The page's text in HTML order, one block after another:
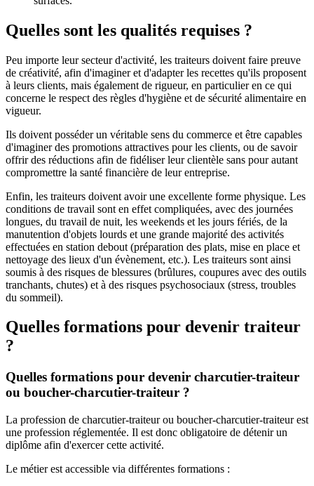
Quelles sont les qualités requises ?
Peu importe leur secteur d'activité, les traiteurs doivent faire preuve
de créativité, afin d'imaginer et d'adapter les recettes qu'ils proposent
à leurs clients, mais également de rigueur, en particulier en ce qui
concerne le respect des règles d'hygiène et de sécurité alimentaire en
vigueur.
Ils doivent posséder un véritable sens du commerce et être capables
d'imaginer des promotions attractives pour les clients, ou de savoir
offrir des réductions afin de fidéliser leur clientèle sans pour autant
compromettre la santé financière de leur entreprise.
Enfin, les traiteurs doivent avoir une excellente forme physique. Les
conditions de travail sont en effet compliquées, avec des journées
longues, du travail de nuit, les weekends et les jours fériés, de la
manutention d'objets lourds et une grande majorité des activités
effectuées en station debout (préparation des plats, mise en place et
nettoyage des lieux d'un évènement, etc.). Les traiteurs sont ainsi
soumis à des risques de blessures (brûlures, coupures avec des outils
tranchants, chutes) et à des risques psychosociaux (stress, troubles
du sommeil).
Quelles formations pour devenir traiteur
?
Quelles formations pour devenir charcutier-traiteur
ou boucher-charcutier-traiteur ?
La profession de charcutier-traiteur ou boucher-charcutier-traiteur est
une profession réglementée. Il est donc obligatoire de détenir un
diplôme afin d'exercer cette activité.
Le métier est accessible via différentes formations :